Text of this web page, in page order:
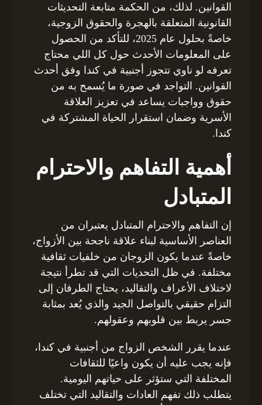
القوانين. لذلك، من الحكمة متابعة التحديثات
القانونية المتعلقة بالهجرة والحقوق الزوجية،
خاصةً بحلول عام 2025، للتأكد من الحصول
على المعلومات الأحدث حول كل اللي محتاج
تعرفه لو ناوي تتجوز أجنبية في كندا وفق أحدث
القوانين. التواجد في صورة ما يُسمح به من
حقوق وواجبات يساعد في تعزيز العلاقة
الأسرية وضمان استقرار الحياة المشتركة في
كندا.
أهمية التفاهم والاحترام
المتبادل
إن التفاهم والاحترام المتبادل يعتبران من
العناصر الأساسية لبناء علاقة ناجحة بين الأزواج،
خاصةً عندما يكون الزوجان من خلفيات ثقافية
مختلفة. في ظل التحديات التي قد تطرأ نتيجة
لاختلاف الأعراف والتقاليد، يحتاج الطرفان إلى
التزام حقيقي بالتواصل الجيد والذي يُعد بمثابة
جسر يربط بين قلوبهم وعقولهم.
عندما يقرر الشخص الزواج من أجنبية في كندا،
فإنه يجب عليه أن يكون واعيًا للثقافات
المختلفة التي ستؤثر على حياتهم اليومية.
يتطلب ذلك تفهم العادات والتقاليد التي تختلف